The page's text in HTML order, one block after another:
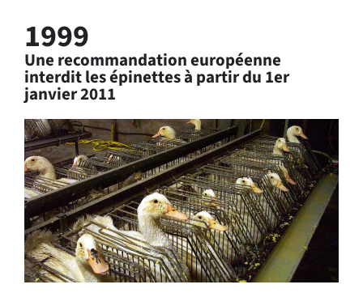
1999
Une recommandation européenne
interdit les épinettes à partir du 1er
janvier 2011